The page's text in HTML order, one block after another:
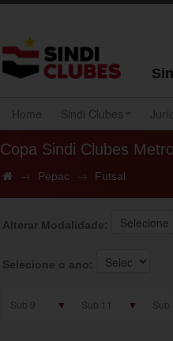
Home Sindi Clubes
Copa Sindi Clubes
→ Pepac → Futsal
Alterar Modalidade:
Selecione o ano:
Sub 9 ▼ Sub 11 ▼ Sub